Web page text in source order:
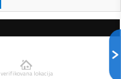
verifikovana lokacija